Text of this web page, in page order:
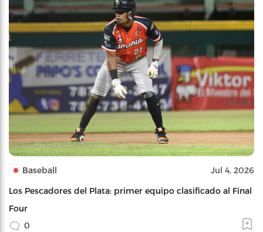
Baseball Jul 4, 2026
Los Pescadores del Plata: primer equipo clasificado al Final
Four
0